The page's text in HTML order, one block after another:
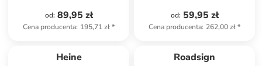
od: 89,95 zł
Cena producenta: 195,71 zł*
od: 59,95 zł
Cena producenta: 262,00 zł*
Heine Roadsign